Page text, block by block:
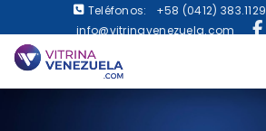
Teléfonos: +58 (0412) 383.1129
info@vitrinavenezuela.com